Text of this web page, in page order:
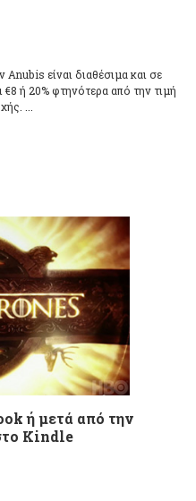
είναι διαθέσιμα και σε
ή 20% φτηνότερα από την τιμή
...
ή μετά από την
Kindle